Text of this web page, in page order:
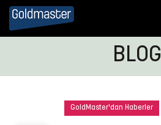
BLOG
GoldMaster'dan Haberler